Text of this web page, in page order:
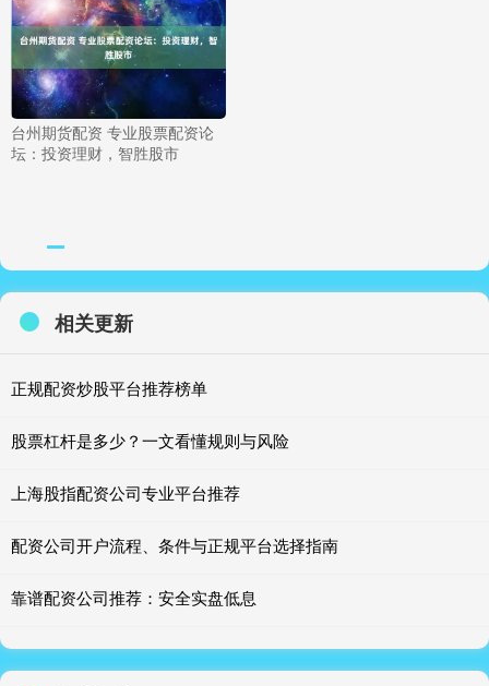
台州期货配资 专业股票配资论
坛：投资理财，智胜股市
相关更新
正规配资炒股平台推荐榜单
股票杠杆是多少？一文看懂规则与风险
上海股指配资公司专业平台推荐
配资公司开户流程、条件与正规平台选择指南
靠谱配资公司推荐：安全实盘低息